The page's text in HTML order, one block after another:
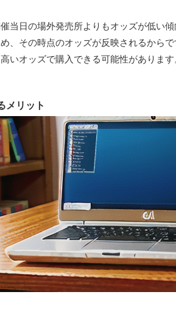
当日の場外発売所よりもオッズが低い
、その時点のオッズが反映されるから
いオッズで購入できる可能性があります
メリット